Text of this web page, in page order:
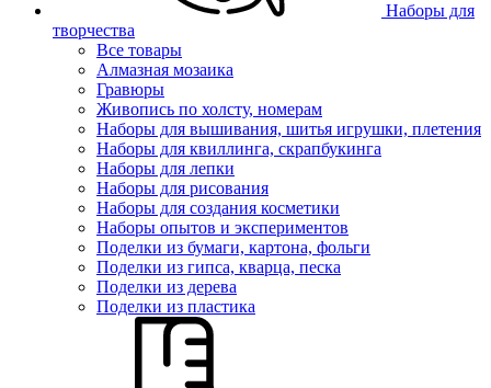
Наборы для
творчества
Все товары
Алмазная мозаика
Гравюры
Живопись по холсту, номерам
Наборы для вышивания, шитья игрушки, плетения
Наборы для квиллинга, скрапбукинга
Наборы для лепки
Наборы для рисования
Наборы для создания косметики
Наборы опытов и экспериментов
Поделки из бумаги, картона, фольги
Поделки из гипса, кварца, песка
Поделки из дерева
Поделки из пластика